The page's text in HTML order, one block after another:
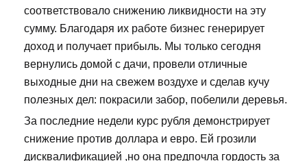
соответствовало снижению ликвидности на эту
сумму. Благодаря их работе бизнес генерирует
доход и получает прибыль. Мы только сегодня
вернулись домой с дачи, провели отличные
выходные дни на свежем воздухе и сделав кучу
полезных дел: покрасили забор, побелили деревья.
За последние недели курс рубля демонстрирует
снижение против доллара и евро. Ей грозили
дисквалификацией ,но она предпочла гордость за